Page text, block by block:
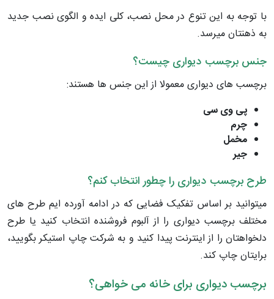
با توجه به این تنوع در محل نصب، کلی ایده و الگوی نصب جدید
به ذهنتان میرسد.
جنس برچسب دیواری چیست؟
برچسب‌ های دیواری معمولا از این جنس ها هستند:
پی وی سی
چرم
مخمل
جیر
طرح برچسب دیواری را چطور انتخاب کنم؟
میتوانید بر اساس تفکیک فضایی که در ادامه آورده ایم طرح های
مختلف برچسب دیواری را از آلبوم فروشنده انتخاب کنید یا طرح
دلخواهتان را از اینترنت پیدا کنید و به شرکت چاپ استیکر بگویید،
برایتان چاپ کند.
برچسب دیواری برای خانه می خواهی؟